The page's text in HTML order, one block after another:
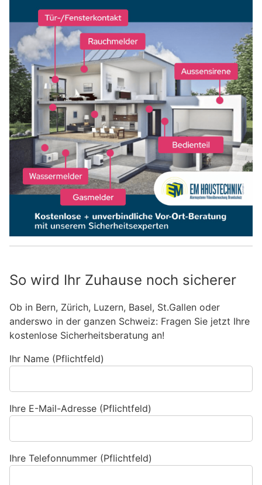
So wird Ihr Zuhause noch sicherer
Ob in Bern, Zürich, Luzern, Basel, St.Gallen oder
anderswo in der ganzen Schweiz: Fragen Sie jetzt Ihre
kostenlose Sicherheitsberatung an!
Ihr Name (Pflichtfeld)
Ihre E-Mail-Adresse (Pflichtfeld)
Ihre Telefonnummer (Pflichtfeld)